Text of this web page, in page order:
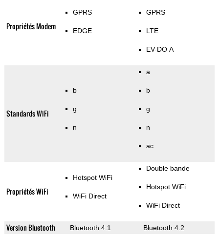
Propriétés Modem
GPRS
EDGE
GPRS
LTE
EV-DO A
Standards WiFi
b
g
n
a
b
g
n
ac
Propriétés WiFi
Hotspot WiFi
WiFi Direct
Double bande
Hotspot WiFi
WiFi Direct
Version Bluetooth Bluetooth 4.1 Bluetooth 4.2